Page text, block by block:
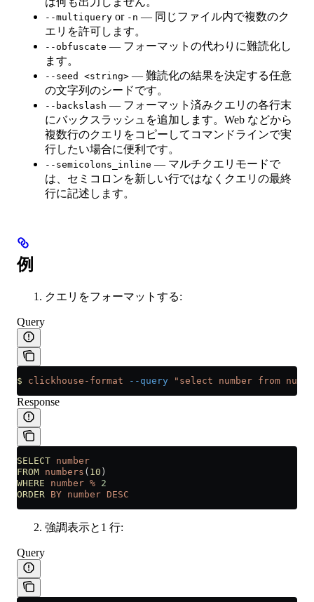
--multiquery or -n — 同じファイル内で複数のク
エリを許可します。
--obfuscate — フォーマットの代わりに難読化し
ます。
--seed <string> — 難読化の結果を決定する任意
の文字列のシードです。
--backslash — フォーマット済みクエリの各行末
にバックスラッシュを追加します。Web などから
複数行のクエリをコピーしてコマンドラインで実
行したい場合に便利です。
--semicolons_inline — マルチクエリモードで
は、セミコロンを新しい行ではなくクエリの最終
行に記述します。
例
クエリをフォーマットする:
Query
$ clickhouse-format --query "select number from
Response
SELECT number
FROM numbers ( 10 )
WHERE number % 2
ORDER BY number DESC
強調表示と1 行:
Query